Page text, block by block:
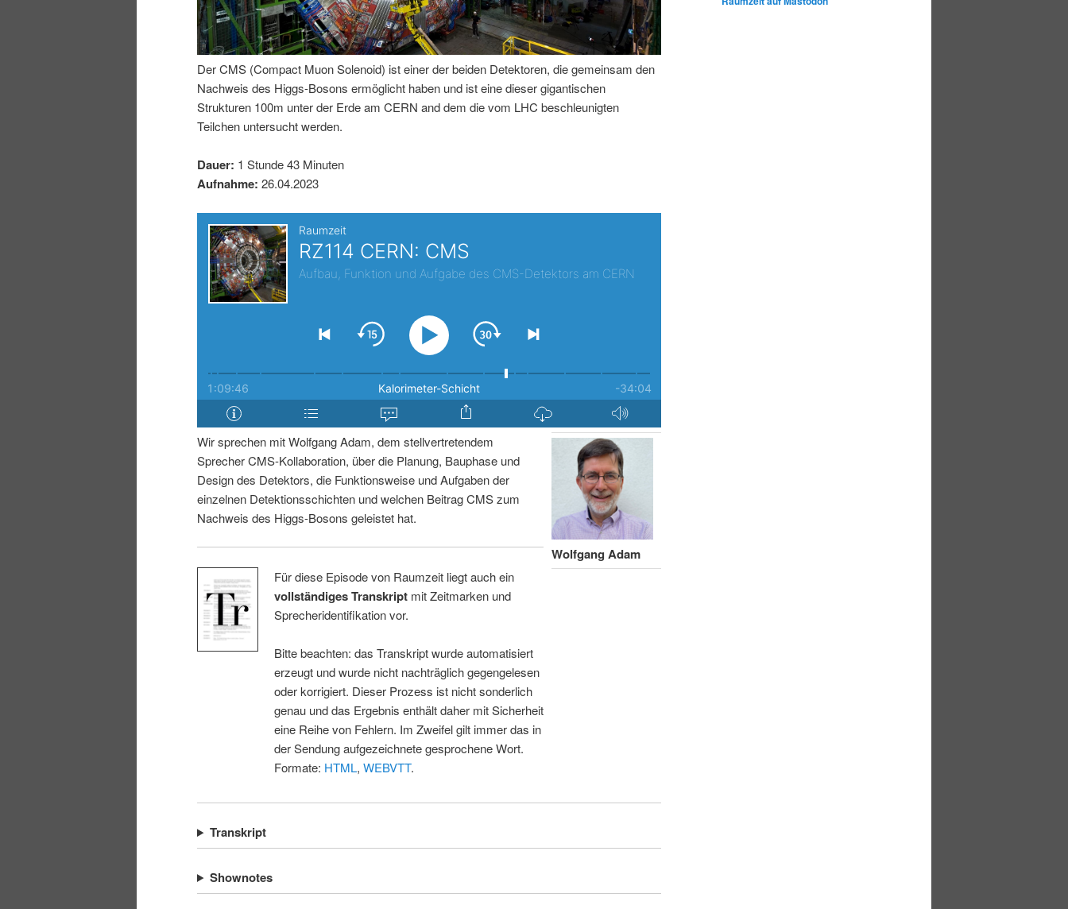
I
l
t
s
p
i
g
e
n
e
h
a
l
t
p
i
n
g
e
n
Der CMS (Compact Muon Solenoid) ist einer der beiden Detektoren, die gemeinsam den
Nachweis des Higgs-Bosons ermöglicht haben und ist eine dieser gigantischen
Strukturen 100m unter der Erde am CERN and dem die vom LHC beschleunigten
Teilchen untersucht werden.
Dauer: 1 Stunde 43 Minuten
Aufnahme: 26.04.2023
Wolfgang Adam
Wir sprechen mit Wolfgang Adam, dem stellvertretendem
Sprecher CMS-Kollaboration, über die Planung, Bauphase und
Design des Detektors, die Funktionsweise und Aufgaben der
einzelnen Detektionsschichten und welchen Beitrag CMS zum
Nachweis des Higgs-Bosons geleistet hat.
Für diese Episode von Raumzeit liegt auch ein
vollständiges Transkriptmit Zeitmarken und
Sprecheridentifikation vor.
Bitte beachten: das Transkript wurde automatisiert
erzeugt und wurde nicht nachträglich gegengelesen
oder korrigiert. Dieser Prozess ist nicht sonderlich
genau und das Ergebnis enthält daher mit Sicherheit
eine Reihe von Fehlern. Im Zweifel gilt immer das in
der Sendung aufgezeichnete gesprochene Wort.
Formate: HTML, WEBVTT.
Transkript
Shownotes